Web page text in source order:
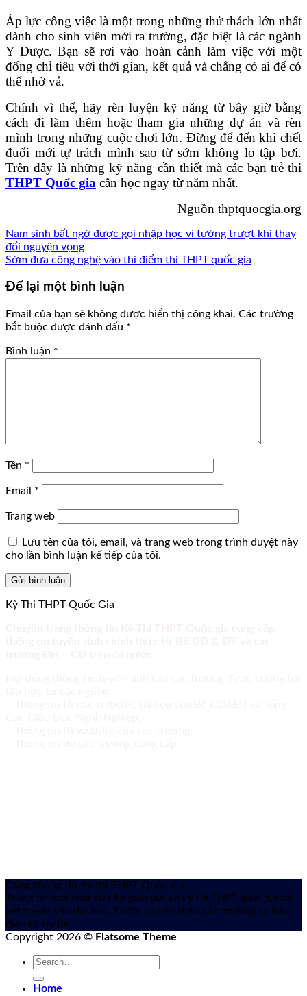
Áp lực công việc là một trong những thử thách lớn nhất
dành cho sinh viên mới ra trường, đặc biệt là các ngành
Y Dược. Bạn sẽ rơi vào hoàn cảnh làm việc với một
đống chỉ tiêu với thời gian, kết quả và chẳng có ai để có
thể nhờ vả.
Chính vì thế, hãy rèn luyện kỹ năng từ bây giờ bằng
cách đi làm thêm hoặc tham gia những dự án và rèn
mình trong những cuộc chơi lớn. Đừng để đến khi chết
đuối mới tự trách mình sao từ sớm không lo tập bơi.
Trên đây là những kỹ năng cần thiết mà các bạn trẻ thi
THPT Quốc gia cần học ngay từ năm nhất.
Nguồn thptquocgia.org
Nam sinh bất ngờ được gọi nhập học vì tưởng trượt khi thay
đổi nguyện vọng
Sớm đưa công nghệ vào thí điểm thi THPT quốc gia
Để lại một bình luận
Email của bạn sẽ không được hiển thị công khai. Các trường
bắt buộc được đánh dấu *
Bình luận *
Tên *
Email *
Trang web
Lưu tên của tôi, email, và trang web trong trình duyệt này
cho lần bình luận kế tiếp của tôi.
Kỳ Thi THPT Quốc Gia
Cổng thông tin Kỳ thi THPT Quốc gia
Thông tin mới nhất của Bộ giáo dục về kỳ thi THPT quốc gia và
xét tuyển vào đại học. Được cập nhật từ các trường và báo
điện tử uy tín.
Copyright 2026 © Flatsome Theme
Home